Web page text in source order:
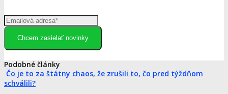
Chcem zasielať novinky
Podobné články
Čo je to za štátny chaos, že zrušili to, čo pred týždňom
schválili?